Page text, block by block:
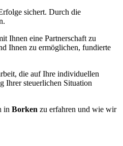
sichert. Durch die
Ihnen eine Partnerschaft zu
Ihnen zu ermöglichen, fundierte
die auf Ihre individuellen
Ihrer steuerlichen Situation
in Borken zu erfahren und wie wir